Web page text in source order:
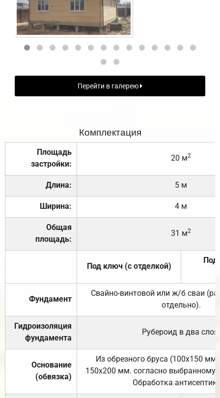
Перейти в галерею
Комплектация
Площадь
застройки:
20 м2
Длина: 5 м
Ширина: 4 м
Общая
площадь:
31 м2
Под ключ (с отделкой)
Под
Фундамент
Свайно-винтовой или ж/б сваи
отдельно).
Гидроизоляция
фундамента
Рубероид в два слоя.
Основание
(обвязка)
Из обрезного бруса (100х150
150х200 мм. согласно выбранному
Обработка